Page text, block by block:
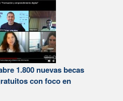
1.800 nuevas becas
con foco en